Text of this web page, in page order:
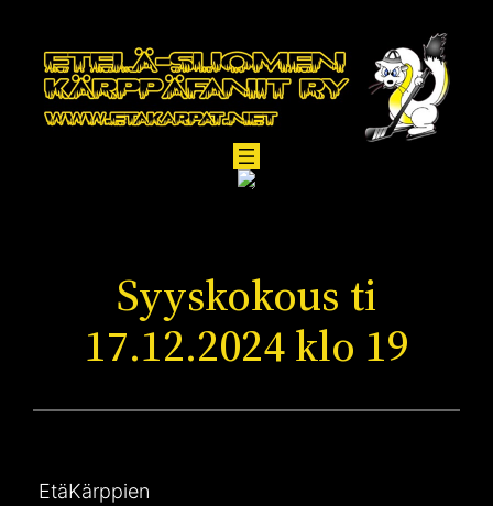
sisältöön
Syyskokous ti
17.12.2024 klo 19
EtäKärppien